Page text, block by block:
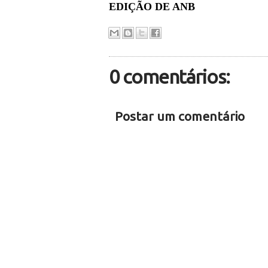
EDIÇÃO DE ANB
0 comentários:
Postar um comentário